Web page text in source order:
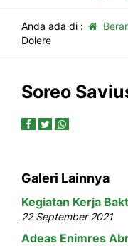
Anda ada di :
Dolere
Soreo
Galeri Lainnya
Kegiatan Kerja
22 September 2021
Adeas Enimres